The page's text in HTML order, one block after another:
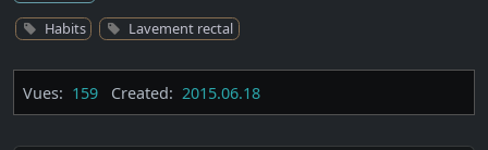
Habits Lavement rectal
Vues: 159 Created: 2015.06.18